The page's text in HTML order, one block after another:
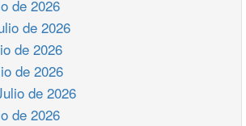
de 2026
de 2026
de 2026
de 2026
de 2026
de 2026